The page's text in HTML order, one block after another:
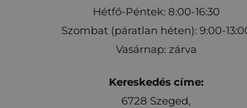
Hétfő-Péntek: 8:00-16:30
Szombat (páratlan héten): 9:00-
Vasárnap: zárva
Kereskedés címe:
6728 Szeged,